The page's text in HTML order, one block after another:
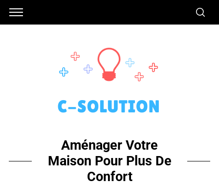
Aménager Votre
Maison Pour Plus De
Confort